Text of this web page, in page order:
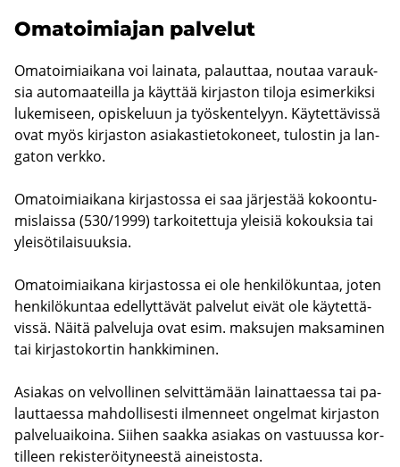
Oma­toi­mia­jan pal­ve­lut
Oma­toi­miai­ka­na voi lai­na­ta, pa­laut­taa, nou­taa va­rauk­
sia au­to­maa­teil­la ja käyt­tää kir­jas­ton ti­lo­ja esi­mer­kik­si
lu­ke­mi­seen, opis­ke­luun ja työs­ken­te­lyyn. Käy­tet­tä­vis­sä
ovat myös kir­jas­ton asia­kas­tie­to­ko­neet, tu­los­tin ja lan­
ga­ton verk­ko.
Oma­toi­miai­ka­na kir­jas­tos­sa ei saa jär­jes­tää ko­koon­tu­
mis­lais­sa (530/1999) tar­koi­tet­tu­ja ylei­siä ko­kouk­sia tai
ylei­sö­ti­lai­suuk­sia.
Oma­toi­miai­ka­na kir­jas­tos­sa ei ole hen­ki­lö­kun­taa, joten
hen­ki­lö­kun­taa edel­lyt­tä­vät pal­ve­lut eivät ole käy­tet­tä­
vis­sä. Näitä pal­ve­lu­ja ovat esim. mak­su­jen mak­sa­mi­nen
tai kir­jas­to­kor­tin hank­ki­mi­nen.
Asia­kas on vel­vol­li­nen sel­vit­tä­mään lai­nat­taes­sa tai pa­
laut­taes­sa mah­dol­li­ses­ti il­men­neet on­gel­mat kir­jas­ton
pal­ve­luai­koi­na. Sii­hen saak­ka asia­kas on vas­tuus­sa kor­
til­leen re­kis­te­röi­ty­nees­tä ai­neis­tos­ta.